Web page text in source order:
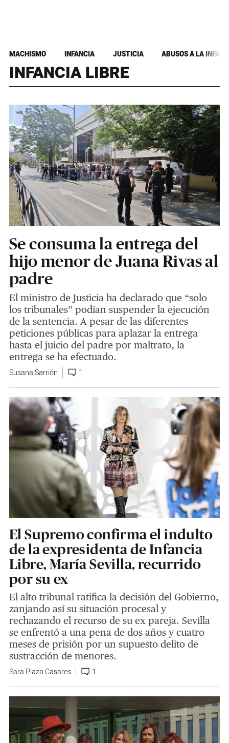
MACHISMO INFANCIA JUSTICIA ABUSOS A LA
INFANCIA LIBRE
Se consuma la entrega del
hijo menor de Juana Rivas al
padre
El ministro de Justicia ha declarado que “solo
los tribunales” podían suspender la ejecución
de la sentencia. A pesar de las diferentes
peticiones públicas para aplazar la entrega
hasta el juicio del padre por maltrato, la
entrega se ha efectuado.
Susana Sarrión 1
El Supremo confirma el indulto
de la expresidenta de Infancia
Libre, María Sevilla, recurrido
por su ex
El alto tribunal ratifica la decisión del Gobierno,
zanjando así su situación procesal y
rechazando el recurso de su ex pareja. Sevilla
se enfrentó a una pena de dos años y cuatro
meses de prisión por un supuesto delito de
sustracción de menores.
Sara Plaza Casares 1